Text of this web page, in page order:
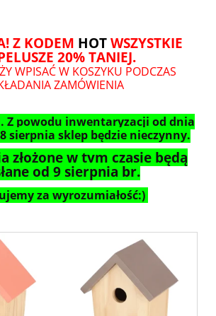
Z KODEM HOT WSZYSTKIE
20% TANIEJ.
WPISAĆ W KOSZYKU PODCZAS
ZAMÓWIENIA
Z powodu inwentaryzacji od dnia
sierpnia sklep będzie nieczynny.
złożone w tym czasie będą
od 9 sierpnia br.
za wyrozumiałość:)